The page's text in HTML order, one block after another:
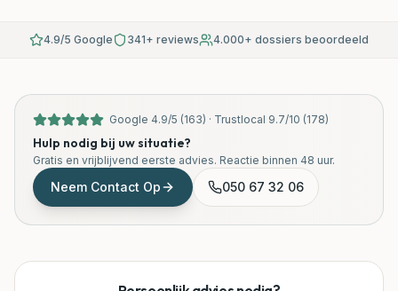
4.9/5 Google 341+ reviews 4.000+ dossiers beoordeeld
Google 4.9/5 (163) · Trustlocal 9.7/10 (178)
Hulp nodig bij uw situatie?
Gratis en vrijblijvend eerste advies. Reactie binnen 48 uur.
Neem Contact Op 050 67 32 06